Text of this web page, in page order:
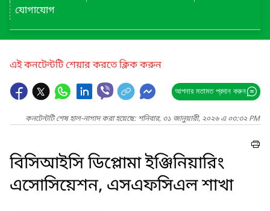
যোগাযোগ
এই কনটেন্টটি শেয়ার করতে ক্লিক করুন
আপনার মতামত প্রদান করুন
কনটেন্টটি শেষ হাল-নাগাদ করা হয়েছে: শনিবার, ৩১ জানুয়ারী, ২০২৬ এ ০৩:৩২ PM
বিসিআইসি ডিপ্লোমা ইঞ্জিনিয়ারিং
এসোসিয়েশন, এসএফসিএল শাখা